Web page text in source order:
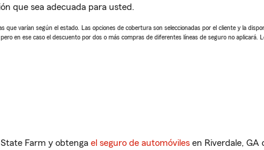
que sea adecuada para usted.
que varían según el estado. Las opciones de cobertura son seleccionadas por el cliente y la
en ese caso el descuento por dos o más compras de diferentes líneas de seguro no aplicará.
Farm y obtenga el seguro de automóviles en Riverdale, GA